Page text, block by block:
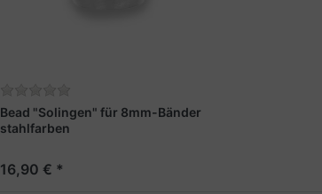
Bead "Solingen" für 8mm-Bänder
stahlfarben
16,90 € *